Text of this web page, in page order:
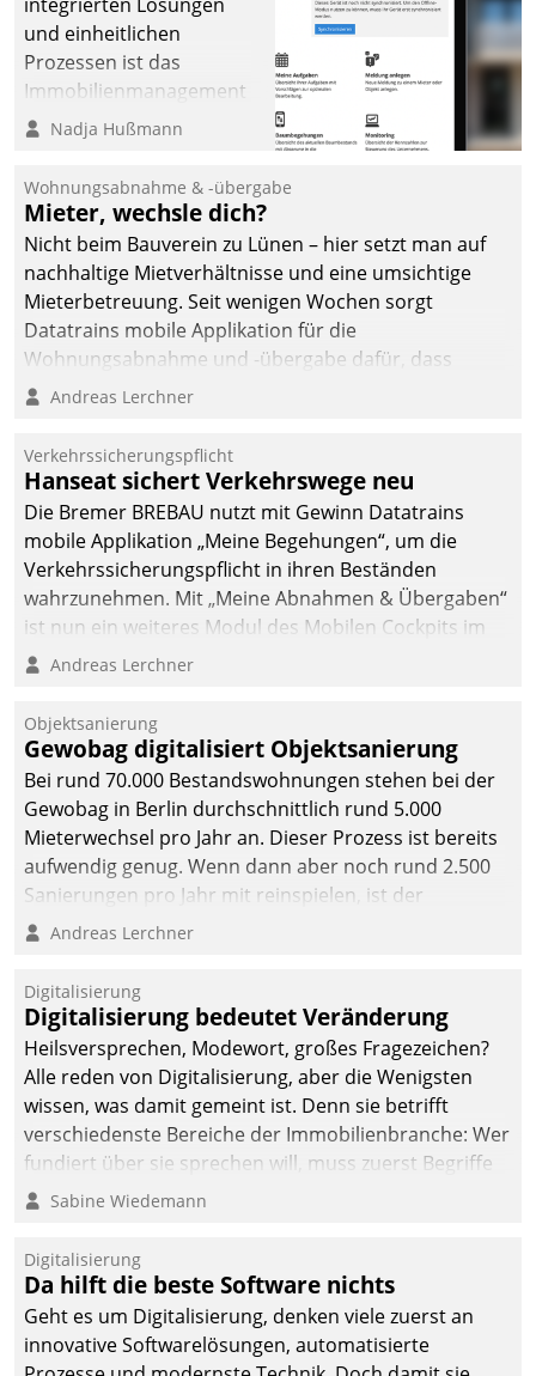
und einheitlichen
Prozessen ist das
Immobilienmanagement
der Bayerischen
Ressort Kapitalanlage für
künftige Aufgaben und
Herausforderungen
gerüstet.
Nadja Hußmann
Wohnungsabnahme & -übergabe
Mieter, wechsle dich?
Nicht beim Bauverein zu Lünen – hier setzt man auf
nachhaltige Mietverhältnisse und eine umsichtige
Mieterbetreuung. Seit wenigen Wochen sorgt
Datatrains mobile Applikation für die
Wohnungsabnahme und -übergabe dafür, dass
Mieter wohlgeordnet kommen und, so es sein muss,
Andreas Lerchner
Verkehrssicherungspflicht
Hanseat sichert Verkehrswege neu
Die Bremer BREBAU nutzt mit Gewinn Datatrains
mobile Applikation „Meine Begehungen“, um die
Verkehrssicherungspflicht in ihren Beständen
wahrzunehmen. Mit „Meine Abnahmen & Übergaben“
ist nun ein weiteres Modul des Mobilen Cockpits im
Einsatz.
Andreas Lerchner
Objektsanierung
Gewobag digitalisiert Objektsanierung
Bei rund 70.000 Bestandswohnungen stehen bei der
Gewobag in Berlin durchschnittlich rund 5.000
Mieterwechsel pro Jahr an. Dieser Prozess ist bereits
aufwendig genug. Wenn dann aber noch rund 2.500
Sanierungen pro Jahr mit reinspielen, ist der
Betreuungs- und Organisationsaufwand immens. Im
kommunale Wohnungsbauunternehmen daher
gemeinsam mit der Berliner Datatrain GmbH den
Teilprozess der Objektsanierung digitalisiert.
Andreas Lerchner
Digitalisierung
Digitalisierung bedeutet Veränderung
Heilsversprechen, Modewort, großes Fragezeichen?
Alle reden von Digitalisierung, aber die Wenigsten
wissen, was damit gemeint ist. Denn sie betrifft
verschiedenste Bereiche der Immobilienbranche: Wer
fundiert über sie sprechen will, muss zuerst Begriffe
klären. Ein Aspekt ist die betriebliche Optimierung:
Einsparungen durch optimierte und automatisierte
Prozesse. Doch man darf nicht zu viel erwarten: Allein
mit der Einführung einer neuen Software ist es nicht
getan. Die Digitalisierung erfordert von Unternehmen
die Bereitschaft, sich zu überprüfen, zu hinterfragen
Sabine Wiedemann
Digitalisierung
Da hilft die beste Software nichts
Geht es um Digitalisierung, denken viele zuerst an
innovative Softwarelösungen, automatisierte